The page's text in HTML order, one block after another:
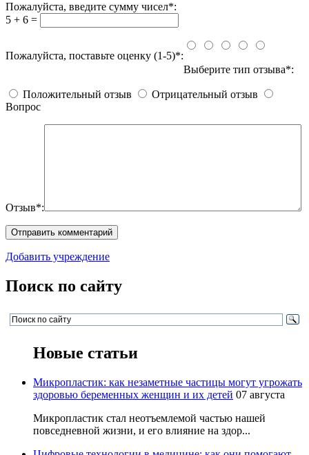
Пожалуйста, введите сумму чисел*:
5 + 6 =
Пожалуйста, поставьте оценку (1-5)*:
Выберите тип отзыва*:
Положительный отзыв
Отрицательный отзыв
Вопрос
Отзыв*:
Добавить учреждение
Поиск по сайту
Новые статьи
Микропластик: как незаметные частицы могут угрожать
здоровью беременных женщин и их детей 07 августа
Микропластик стал неотъемлемой частью нашей
повседневной жизни, и его влияние на здор...